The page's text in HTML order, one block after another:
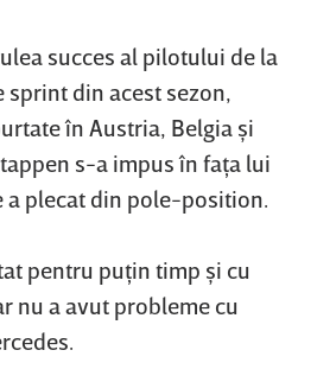
succes al pilotului de la
din acest sezon,
în Austria, Belgia şi
s-a impus în faţa lui
a plecat din pole-position.
pentru puţin timp şi cu
nu a avut probleme cu